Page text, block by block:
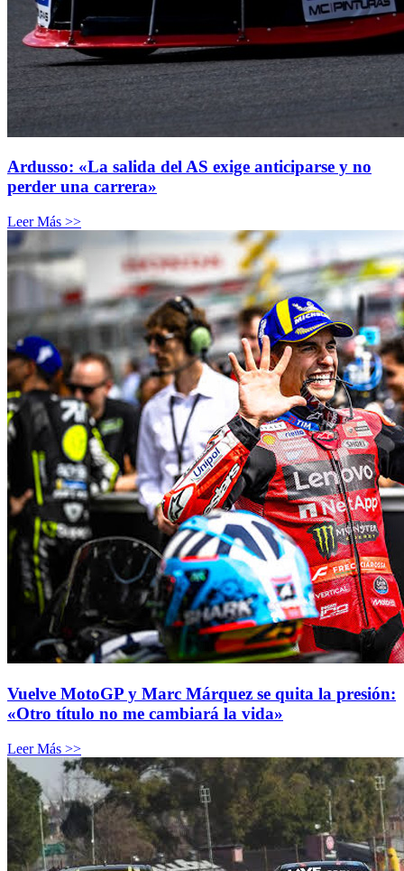
Ardusso: «La salida del AS exige anticiparse y no
perder una carrera»
Leer Más >>
Vuelve MotoGP y Marc Márquez se quita la presión:
«Otro título no me cambiará la vida»
Leer Más >>